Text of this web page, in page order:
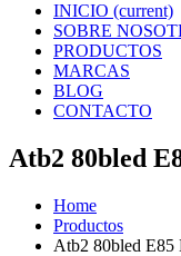
INICIO (current)
SOBRE
PRODUCTOS
MARCAS
BLOG
CONTACTO
Atb2 80bled
Home
Productos
Atb2 80bled